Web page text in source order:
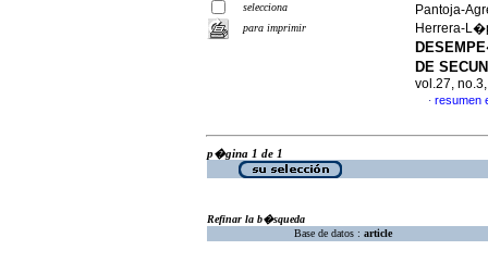
selecciona
para imprimir
Pantoja-
Herrera-
DE
vol.27,
· resumen
p�gina 1 de 1
Refinar la b�squeda
Base de datos : article